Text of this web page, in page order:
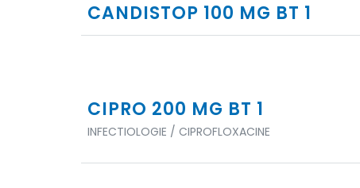
CANDISTOP 100 MG BT 1
CIPRO 200 MG BT 1
INFECTIOLOGIE / CIPROFLOXACINE